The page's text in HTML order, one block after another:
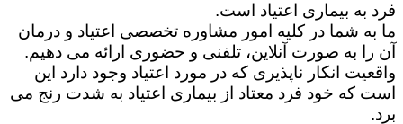
فرد به بیماری اعتیاد است.
ما به شما در کلیه امور مشاوره تخصصی اعتیاد و درمان
آن را به صورت آنلاین، تلفنی و حضوری ارائه می دهیم.
واقعیت انکار ناپذیری که در مورد اعتیاد وجود دارد این
است که خود فرد معتاد از بیماری اعتیاد به شدت رنج می
برد.